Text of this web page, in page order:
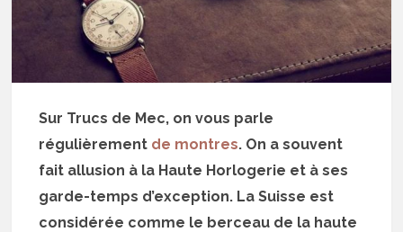
Sur Trucs de Mec, on vous parle
régulièrement de montres. On a souvent
fait allusion à la Haute Horlogerie et à ses
garde-temps d’exception. La Suisse est
considérée comme le berceau de la haute